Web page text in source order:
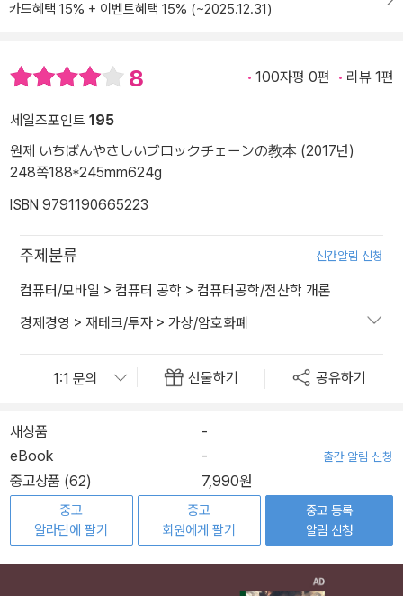
카드혜택 15% + 이벤트혜택 15% (~2025.12.31)
8 100자평 0편 리뷰 1편
세일즈포인트 195
원제 いちばんやさしいブロックチェーンの教本 (2017년)
248쪽188*245mm624g
ISBN 9791190665223
주제분류 신간알림 신청
컴퓨터/모바일 > 컴퓨터 공학 > 컴퓨터공학/전산학 개론
경제경영 > 재테크/투자 > 가상/암호화폐
선물하기 공유하기
새상품
-
eBook
- 출간 알림 신청
중고상품 (62) 7,990원
중고
알라딘에 팔기
중고
회원에게 팔기
중고 등록
알림 신청